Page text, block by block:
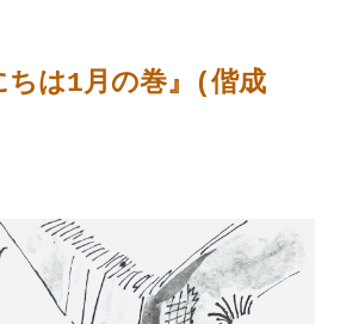
ちは1月の巻』(偕成